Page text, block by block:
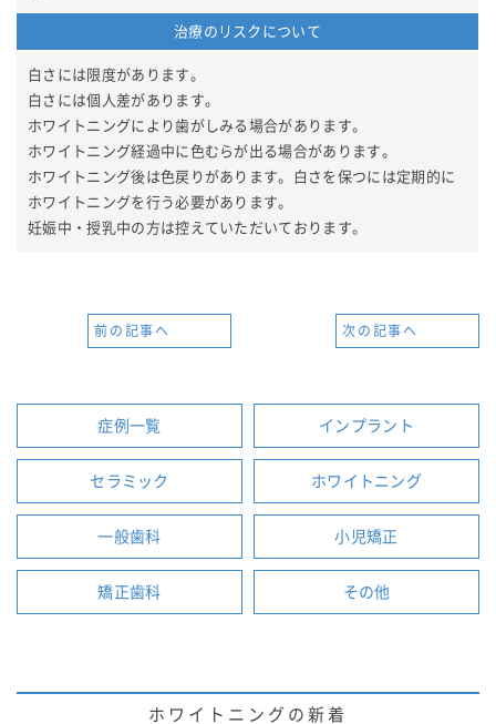
治療のリスクについて
白さには限度があります。
白さには個人差があります。
ホワイトニングにより歯がしみる場合があります。
ホワイトニング経過中に色むらが出る場合があります。
ホワイトニング後は色戻りがあります。白さを保つには定期的に
ホワイトニングを行う必要があります。
妊娠中・授乳中の方は控えていただいております。
前の記事へ 次の記事へ
症例一覧 インプラント
セラミック ホワイトニング
一般歯科 小児矯正
矯正歯科 その他
ホワイトニングの新着